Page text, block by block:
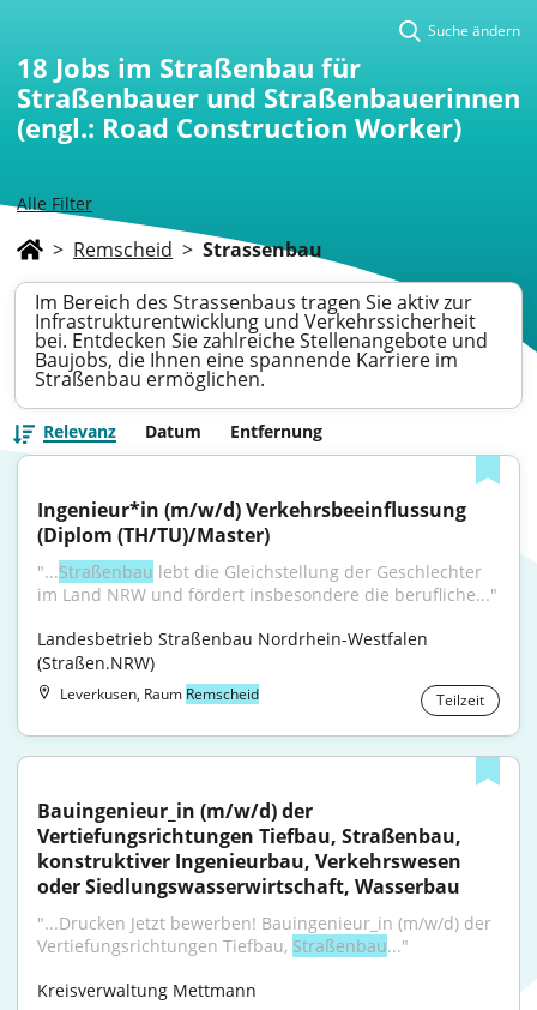
Alle Filter
Suche ändern
18 Jobs im Straßenbau für
Straßenbauer und Straßenbauerinnen
(engl.: Road Construction Worker)
> Remscheid > Strassenbau
Im Bereich des Strassenbaus tragen Sie aktiv zur
Infrastrukturentwicklung und Verkehrssicherheit
bei. Entdecken Sie zahlreiche Stellenangebote und
Baujobs, die Ihnen eine spannende Karriere im
Straßenbau ermöglichen.
Relevanz Datum Entfernung
Ingenieur*in (m/w/d) Verkehrsbeeinflussung
(Diplom (TH/TU)/Master)
"...Straßenbau lebt die Gleichstellung der Geschlechter
im Land NRW und fördert insbesondere die berufliche..."
Landesbetrieb Straßenbau Nordrhein-Westfalen
(Straßen.NRW)
Leverkusen, Raum Remscheid Teilzeit
Bauingenieur_in (m/w/d) der
Vertiefungsrichtungen Tiefbau, Straßenbau,
konstruktiver Ingenieurbau, Verkehrswesen
oder Siedlungswasserwirtschaft, Wasserbau
"...Drucken Jetzt bewerben! Bauingenieur_in (m/w/d) der
Vertiefungsrichtungen Tiefbau, Straßenbau..."
Kreisverwaltung Mettmann